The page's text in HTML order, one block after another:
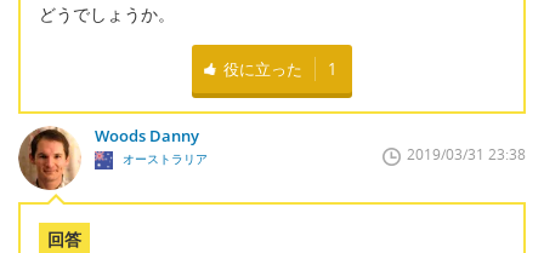
どうでしょうか。
役に立った 1
Woods Danny
オーストラリア 2019/03/31 23:38
回答